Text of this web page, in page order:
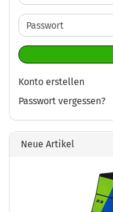
Mail-
Adresse
Passwort
Konto erstellen
Passwort vergessen?
Neue Artikel